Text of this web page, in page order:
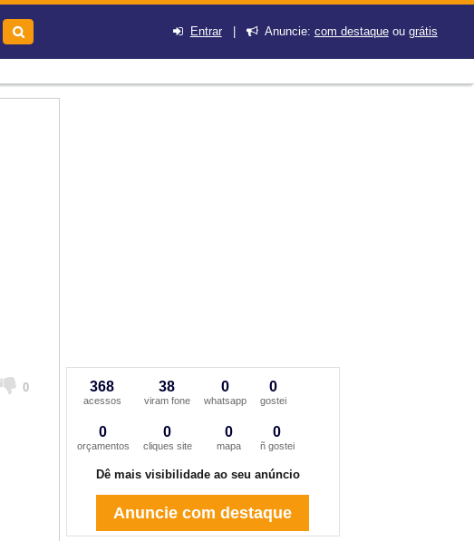
Entrar| Anuncie: com destaqueou grátis
0 368
acessos
38
viram fone
0
whatsapp
0
gostei
0
orçamentos
0
cliques site
0
mapa
0
ñ gostei
Dê mais visibilidade ao seu anúncio
Anuncie com destaque